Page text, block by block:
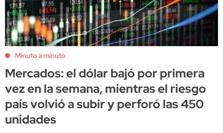
Minuto a minuto
Mercados: el dólar bajó por primera
vez en la semana, mientras el riesgo
país volvió a subir y perforó las 450
unidades